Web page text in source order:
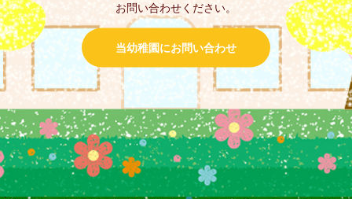
お問い合わせください。
当幼稚園にお問い合わせ